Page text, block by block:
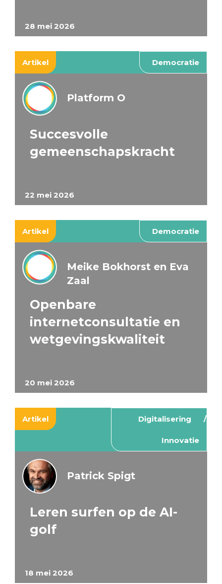
28 mei 2026
Artikel Democratie
22 mei 2026
Platform O
Succesvolle
gemeenschapskracht
Artikel Democratie
20 mei 2026
Meike Bokhorst en Eva
Zaal
Openbare
internetconsultatie en
wetgevingskwaliteit
Artikel Digitalisering
Innovatie
18 mei 2026
Patrick Spigt
Leren surfen op de AI-
golf